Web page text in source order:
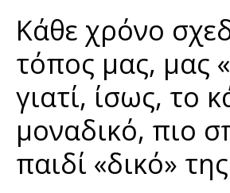
Κάθε χρόνο
τόπος μας, μας
γιατί, ίσως, το
μοναδικό, πιο
παιδί «δικό»